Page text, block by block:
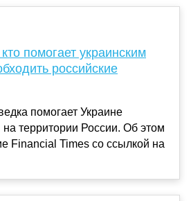
помогает украинским
российские
помогает Украине
на территории России. Об этом
Financial Times со ссылкой на